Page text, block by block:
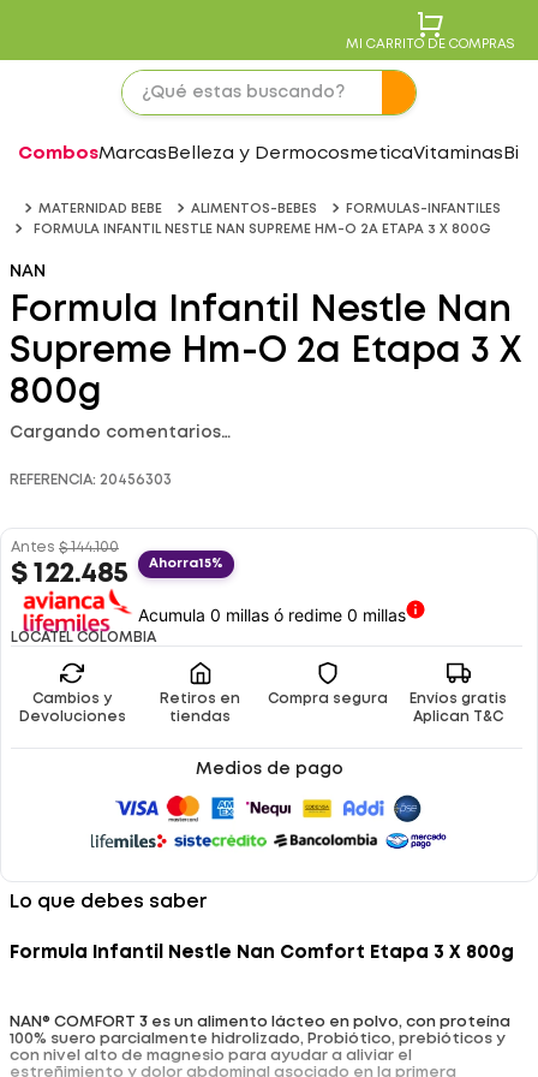
MI CARRITO DE COMPRAS
CombosMarcas Belleza y DermocosmeticaVitaminas
MATERNIDAD BEBE ALIMENTOS-BEBES
FORMULAS-INFANTILES
FORMULA INFANTIL NESTLE NAN SUPREME HM-O 2A ETAPA 3 X 800G
NAN
Formula Infantil Nestle Nan
Supreme Hm-O 2a Etapa 3 X
800g
Cargando comentarios…
REFERENCIA: 20456303
Antes $ 144.100
$ 122.485 Ahorra15%
Acumula 0 millas ó redime 0 millas
LOCATEL COLOMBIA
Cambios y
Devoluciones
Retiros en
tiendas
Compra segura
Envíos gratis
Aplican T&C
Medios de pago
Lo que debes saber
Formula Infantil Nestle Nan Comfort Etapa 3 X 800g
NAN® COMFORT 3 es un alimento lácteo en polvo, con proteína
100% suero parcialmente hidrolizado, Probiótico, prebióticos y
con nivel alto de magnesio para ayudar a aliviar el
estreñimiento y dolor abdominal asociado en la primera